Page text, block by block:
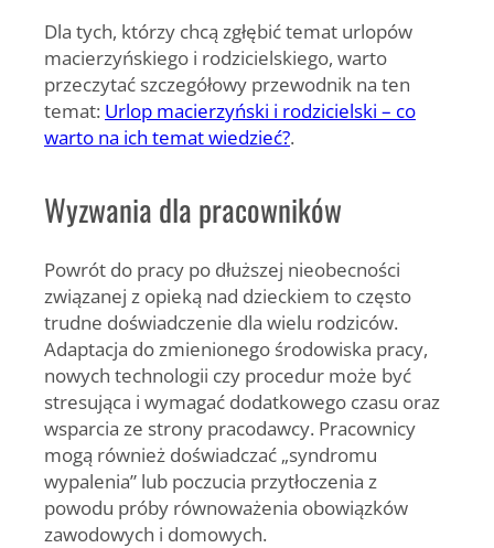
Dla tych, którzy chcą zgłębić temat urlopów
macierzyńskiego i rodzicielskiego, warto
przeczytać szczegółowy przewodnik na ten
temat: Urlop macierzyński i rodzicielski – co
warto na ich temat wiedzieć?.
Wyzwania dla pracowników
Powrót do pracy po dłuższej nieobecności
związanej z opieką nad dzieckiem to często
trudne doświadczenie dla wielu rodziców.
Adaptacja do zmienionego środowiska pracy,
nowych technologii czy procedur może być
stresująca i wymagać dodatkowego czasu oraz
wsparcia ze strony pracodawcy. Pracownicy
mogą również doświadczać „syndromu
wypalenia” lub poczucia przytłoczenia z
powodu próby równoważenia obowiązków
zawodowych i domowych.